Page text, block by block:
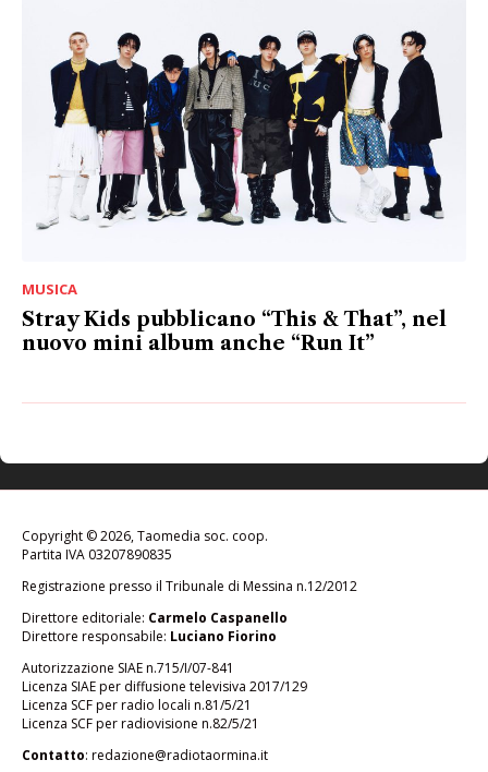
MUSICA
Stray Kids pubblicano “This & That”, nel
nuovo mini album anche “Run It”
Copyright © 2026, Taomedia soc. coop.
Partita IVA 03207890835
Registrazione presso il Tribunale di Messina n.12/2012
Direttore editoriale: Carmelo Caspanello
Direttore responsabile: Luciano Fiorino
Autorizzazione SIAE n.715/I/07-841
Licenza SIAE per diffusione televisiva 2017/129
Licenza SCF per radio locali n.81/5/21
Licenza SCF per radiovisione n.82/5/21
Contatto: redazione@radiotaormina.it